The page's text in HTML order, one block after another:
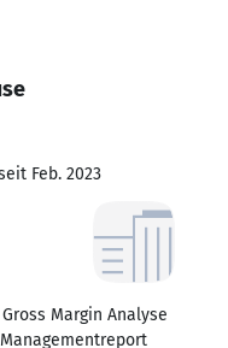
Feb. 2023
Margin Analyse